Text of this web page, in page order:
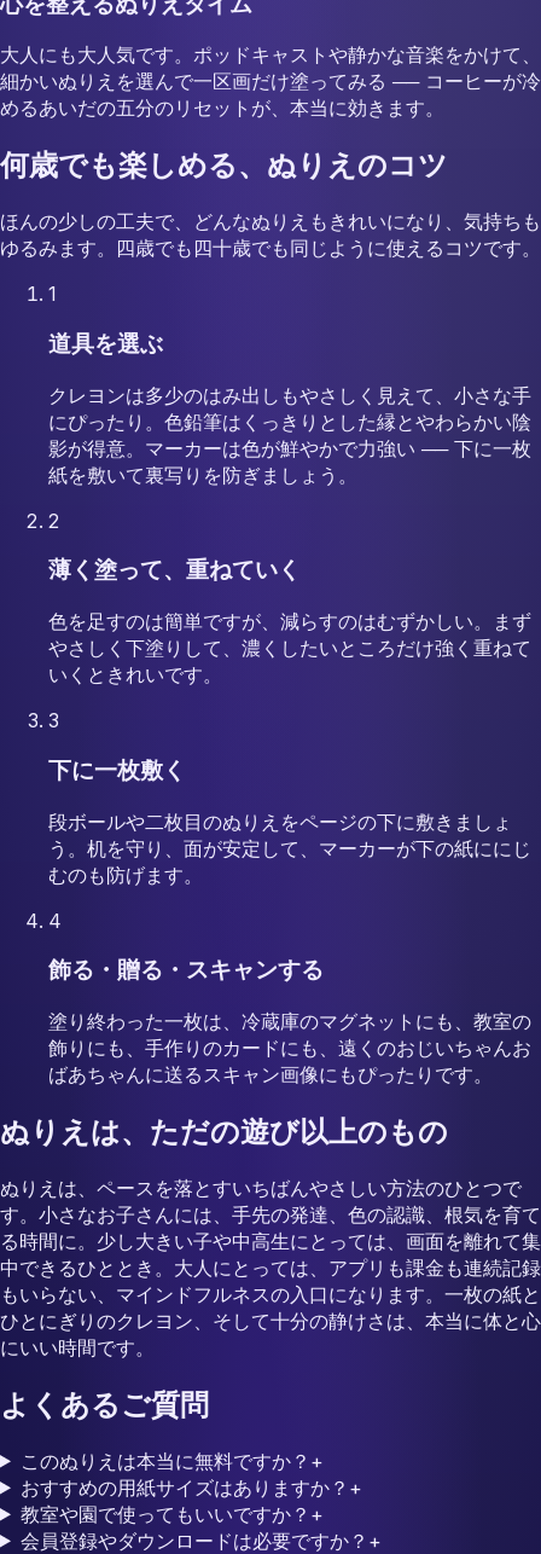
大人にも大人気です。ポッドキャストや静かな音楽をかけて、
細かいぬりえを選んで一区画だけ塗ってみる ── コーヒーが冷
めるあいだの五分のリセットが、本当に効きます。
何歳でも楽しめる、ぬりえのコツ
ほんの少しの工夫で、どんなぬりえもきれいになり、気持ちも
ゆるみます。四歳でも四十歳でも同じように使えるコツです。
1
道具を選ぶ
クレヨンは多少のはみ出しもやさしく見えて、小さな手
にぴったり。色鉛筆はくっきりとした縁とやわらかい陰
影が得意。マーカーは色が鮮やかで力強い ── 下に一枚
紙を敷いて裏写りを防ぎましょう。
2
薄く塗って、重ねていく
色を足すのは簡単ですが、減らすのはむずかしい。まず
やさしく下塗りして、濃くしたいところだけ強く重ねて
いくときれいです。
3
下に一枚敷く
段ボールや二枚目のぬりえをページの下に敷きましょ
う。机を守り、面が安定して、マーカーが下の紙ににじ
むのも防げます。
4
飾る・贈る・スキャンする
塗り終わった一枚は、冷蔵庫のマグネットにも、教室の
飾りにも、手作りのカードにも、遠くのおじいちゃんお
ばあちゃんに送るスキャン画像にもぴったりです。
ぬりえは、ただの遊び以上のもの
ぬりえは、ペースを落とすいちばんやさしい方法のひとつで
す。小さなお子さんには、手先の発達、色の認識、根気を育て
る時間に。少し大きい子や中高生にとっては、画面を離れて集
中できるひととき。大人にとっては、アプリも課金も連続記録
もいらない、マインドフルネスの入口になります。一枚の紙と
ひとにぎりのクレヨン、そして十分の静けさは、本当に体と心
にいい時間です。
よくあるご質問
このぬりえは本当に無料ですか？ +
おすすめの用紙サイズはありますか？ +
教室や園で使ってもいいですか？ +
会員登録やダウンロードは必要ですか？ +